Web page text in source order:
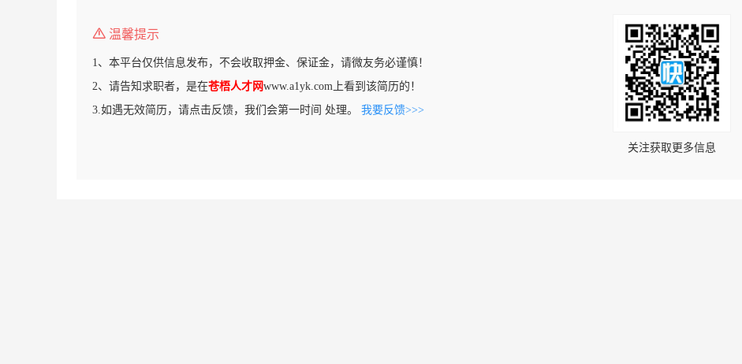
温馨提示
1、本平台仅供信息发布，不会收取押金、保证金，请微友务必谨慎！
2、请告知求职者，是在苍梧人才网www.a1yk.com上看到该简历的！
3.如遇无效简历，请点击反馈，我们会第一时间 处理。 我要反馈>>>
关注获取更多信息